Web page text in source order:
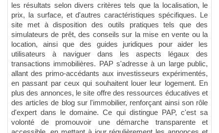
les résultats selon divers critères tels que la localisation, le
prix, la surface, et d'autres caractéristiques spécifiques. Le
site met à disposition des outils pratiques tels que des
simulateurs de prêt, des conseils sur la mise en vente ou la
location, ainsi que des guides juridiques pour aider les
utilisateurs à naviguer dans les aspects légaux des
transactions immobilières. PAP s'adresse à un large public,
allant des primo-accédants aux investisseurs expérimentés,
en passant par ceux qui souhaitent louer leur logement. En
plus des annonces, le site offre des ressources éducatives et
des articles de blog sur l'immobilier, renforçant ainsi son rôle
d'expert dans le domaine. Ce qui distingue PAP, c'est sa
volonté de promouvoir une démarche transparente et